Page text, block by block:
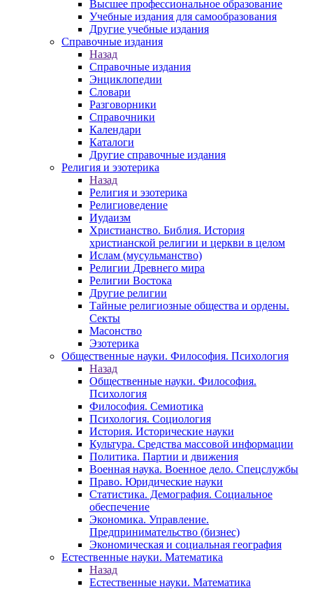
Высшее профессиональное образование
Учебные издания для самообразования
Другие учебные издания
Справочные издания
Назад
Справочные издания
Энциклопедии
Словари
Разговорники
Справочники
Календари
Каталоги
Другие справочные издания
Религия и эзотерика
Назад
Религия и эзотерика
Религиоведение
Иудаизм
Христианство. Библия. История
христианской религии и церкви в целом
Ислам (мусульманство)
Религии Древнего мира
Религии Востока
Другие религии
Тайные религиозные общества и ордены.
Секты
Масонство
Эзотерика
Общественные науки. Философия. Психология
Назад
Общественные науки. Философия.
Психология
Философия. Семиотика
Психология. Социология
История. Исторические науки
Культура. Средства массовой информации
Политика. Партии и движения
Военная наука. Военное дело. Спецслужбы
Право. Юридические науки
Статистика. Демография. Социальное
обеспечение
Экономика. Управление.
Предпринимательство (бизнес)
Экономическая и социальная география
Естественные науки. Математика
Назад
Естественные науки. Математика